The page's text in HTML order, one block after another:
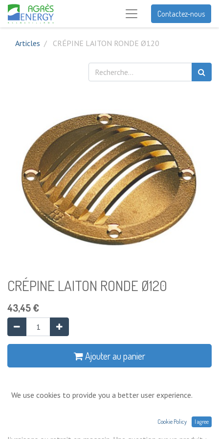
Contactez-nous
Articles CRÉPINE LAITON RONDE Ø120
CRÉPINE LAITON RONDE Ø120
43,45€
Ajouter au panier
Prix exprimés Hors TVA. Expéditions,
We use cookies to provide you a better user experience.
Cookie Policy I agree